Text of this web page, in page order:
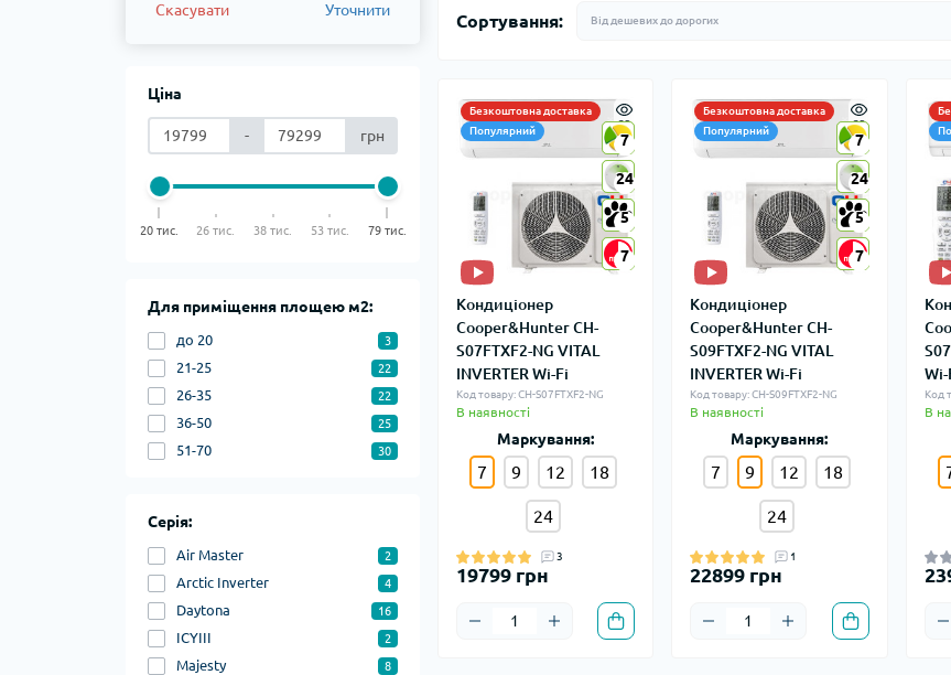
Скасувати Уточнити
Ціна
- грн
20 тис. 26 тис. 38 тис. 53 тис. 79 тис.
Для приміщення площею м2:
до 20 3
21-25 22
26-35 22
36-50 25
51-70 30
Серія:
Air Master 2
Arctic Inverter 4
Daytona 16
ICYIII 2
Majesty 8
Сортування:
Безкоштовна доставка
Популярний
7
24
5
7
7
24
5
7
Кондиціонер
Cooper&Hunter CH-
S07FTXF2-NG VITAL
INVERTER Wi-Fi
Код товару: CH-S07FTXF2-NG
В наявності
Маркування:
7 9 12 18
24
3
19799 грн
Безкоштовна доставка
Популярний
7
24
5
7
7
24
5
7
Кондиціонер
Cooper&Hunter CH-
S09FTXF2-NG VITAL
INVERTER Wi-Fi
Код товару: CH-S09FTXF2-NG
В наявності
Маркування:
7 9 12 18
24
1
22899 грн
Wi-
Код
В